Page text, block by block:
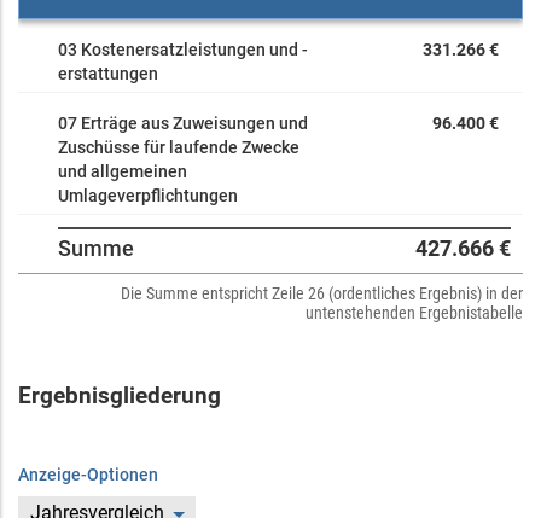
03 Kostenersatzleistungen und -
erstattungen
331.266 €
07 Erträge aus Zuweisungen und
Zuschüsse für laufende Zwecke
und allgemeinen
Umlageverpflichtungen
96.400 €
Summe 427.666 €
Die Summe entspricht Zeile 26 (ordentliches Ergebnis) in der
untenstehenden Ergebnistabelle
Ergebnisgliederung
Anzeige-Optionen
Jahresvergleich